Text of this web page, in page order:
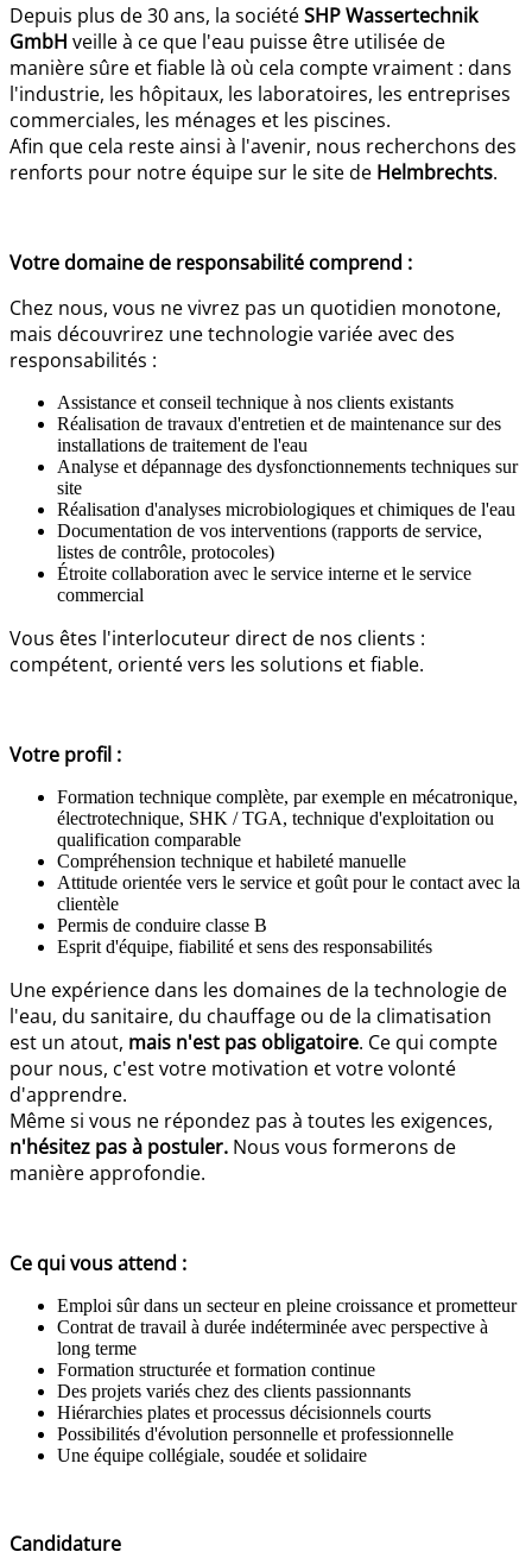
Depuis plus de 30 ans, la sociétéSHP Wassertechnik
GmbH veille à ce que l'eau puisse être utilisée de
manière sûre et fiable là où cela compte vraiment : dans
l'industrie, les hôpitaux, les laboratoires, les entreprises
commerciales, les ménages et les piscines.
Afin que cela reste ainsi à l'avenir, nous recherchons des
renforts pour notre équipe sur le site de Helmbrechts.
Votre domaine de responsabilité comprend :
Chez nous, vous ne vivrez pas un quotidien monotone,
mais découvrirez une technologie variée avec des
responsabilités :
Assistance et conseil technique à nos clients existants
Réalisation de travaux d'entretien et de maintenance sur des
installations de traitement de l'eau
Analyse et dépannage des dysfonctionnements techniques sur
site
Réalisation d'analyses microbiologiques et chimiques de l'eau
Documentation de vos interventions (rapports de service,
listes de contrôle, protocoles)
Étroite collaboration avec le service interne et le service
commercial
Vous êtes l'interlocuteur direct de nos clients :
compétent, orienté vers les solutions et fiable.
Votre profil :
Formation technique complète, par exemple en mécatronique,
électrotechnique, SHK / TGA, technique d'exploitation ou
qualification comparable
Compréhension technique et habileté manuelle
Attitude orientée vers le service et goût pour le contact avec la
clientèle
Permis de conduire classe B
Esprit d'équipe, fiabilité et sens des responsabilités
Une expérience dans les domaines de la technologie de
l'eau, du sanitaire, du chauffage ou de la climatisation
est un atout, mais n'est pas obligatoire. Ce qui compte
pour nous, c'est votre motivation et votre volonté
d'apprendre.
Même si vous ne répondez pas à toutes les exigences,
n'hésitez pas à postuler. Nous vous formerons de
manière approfondie.
Ce qui vous attend :
Emploi sûr dans un secteur en pleine croissance et prometteur
Contrat de travail à durée indéterminée avec perspective à
long terme
Formation structurée et formation continue
Des projets variés chez des clients passionnants
Hiérarchies plates et processus décisionnels courts
Possibilités d'évolution personnelle et professionnelle
Une équipe collégiale, soudée et solidaire
Candidature